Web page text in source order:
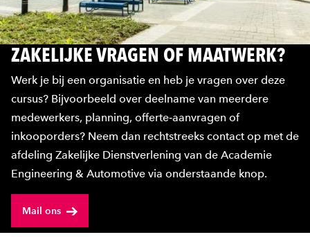
ZAKELIJKE VRAGEN OF MAATWERK?
Werk je bij een organisatie en heb je vragen over deze
cursus? Bijvoorbeeld over deelname van meerdere
medewerkers, planning, offerte‑aanvragen of
inkooporders? Neem dan rechtstreeks contact op met de
afdeling Zakelijke Dienstverlening van de Academie
Engineering & Automotive via onderstaande knop.
Mail ons